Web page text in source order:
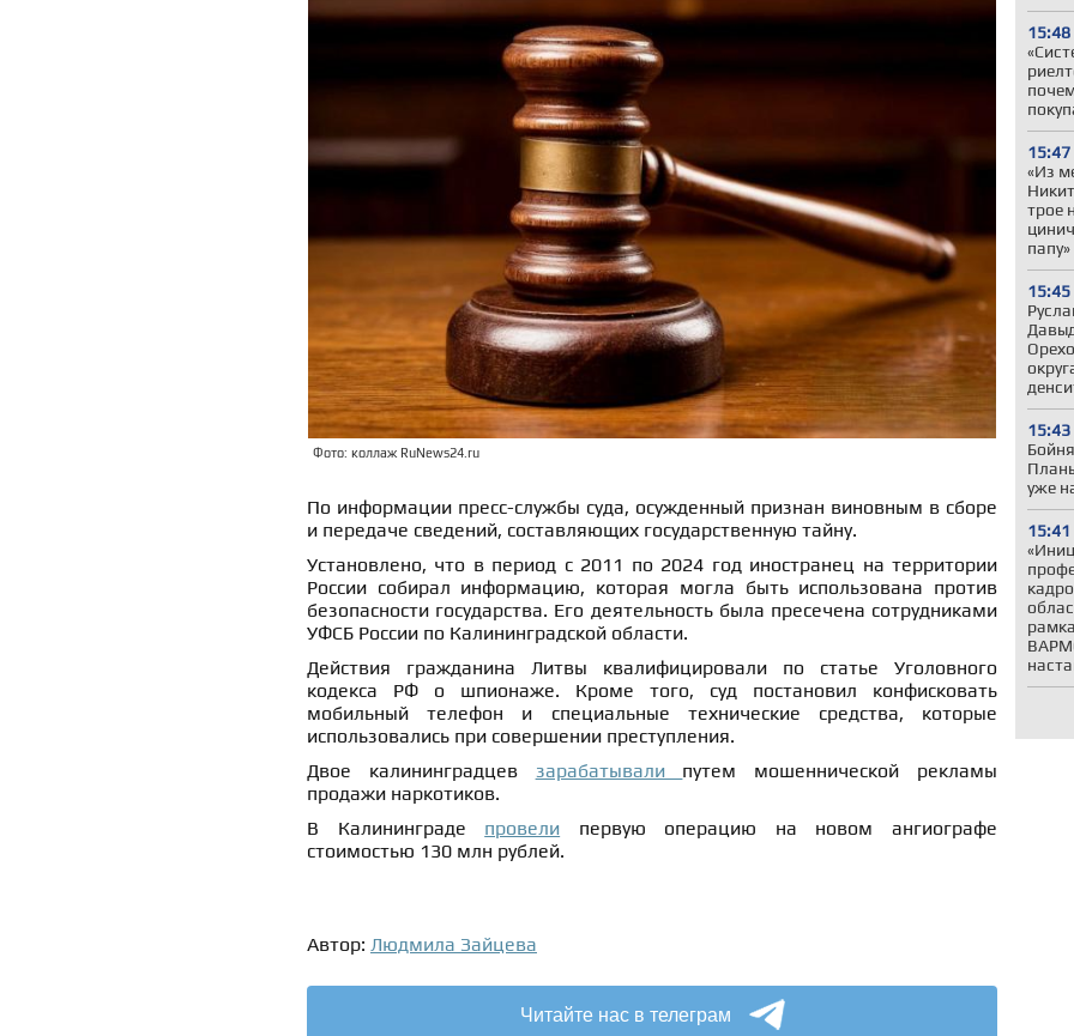
15:48
15:47
«Из
трое
папу»
15:45
15:43
уже
15:41
Фото: коллаж RuNews24.ru
По информации пресс-службы суда, осужденный признан виновным в сборе
и передаче сведений, составляющих государственную тайну.
Установлено, что в период с 2011 по 2024 год иностранец на территории
России собирал информацию, которая могла быть использована против
безопасности государства. Его деятельность была пресечена сотрудниками
УФСБ России по Калининградской области.
Действия гражданина Литвы квалифицировали по статье Уголовного
кодекса РФ о шпионаже. Кроме того, суд постановил конфисковать
мобильный телефон и специальные технические средства, которые
использовались при совершении преступления.
Двое калининградцев зарабатывали путем мошеннической рекламы
продажи наркотиков.
В Калининграде провели первую операцию на новом ангиографе
стоимостью 130 млн рублей.
Автор: Людмила Зайцева
Читайте нас в телеграм